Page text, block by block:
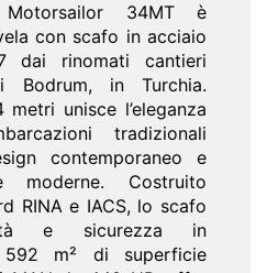
34MT è
con scafo in acciaio
dai rinomati cantieri
Bodrum, in Turchia.
unisce l’eleganza
tradizionali
contemporaneo e
moderne. Costruito
RINA e IACS, lo scafo
e sicurezza in
592 m² di superficie